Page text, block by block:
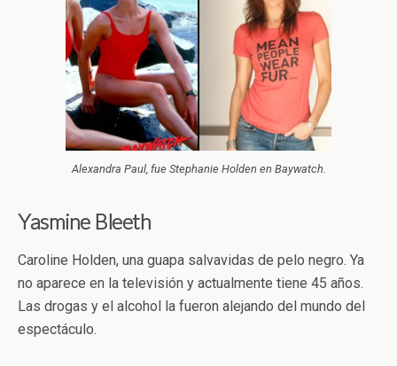
Alexandra Paul, fue Stephanie Holden en Baywatch.
Yasmine Bleeth
Caroline Holden, una guapa salvavidas de pelo negro. Ya
no aparece en la televisión y actualmente tiene 45 años.
Las drogas y el alcohol la fueron alejando del mundo del
espectáculo.